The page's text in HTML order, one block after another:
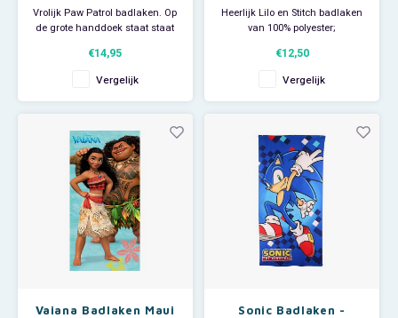
Vrolijk Paw Patrol badlaken. Op
de grote handdoek staat staat
Ryder, Chase, Marshall en Skye.
Ideaal om als strandlaken te
gebruiken als je een dagje naar
het strand gaat of
of bij de zwemles. Materiaal
€14,95
Vergelijk
- Disney
Heerlijk Lilo en Stitch badlaken
van 100% polyester;
handdoek heeft een afbeelding
met Stitch en Scrump en is
ideaal voor thuisgebruik maar
ook groot genoeg om als
een dagje naar zee of zwemb
€12,50
Vergelijk
Vaiana Badlaken Maui
Sonic Badlaken -